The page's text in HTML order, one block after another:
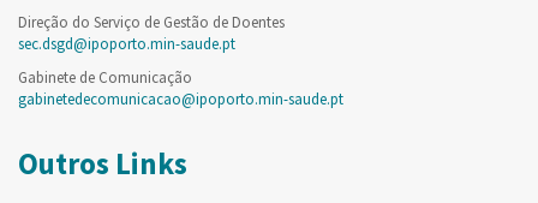
Direção do Serviço de Gestão de Doentes
sec.dsgd@ipoporto.min-saude.pt
Gabinete de Comunicação
gabinetedecomunicacao@ipoporto.min-saude.pt
Outros Links